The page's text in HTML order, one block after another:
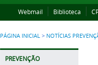
Webmail Biblioteca
PÁGINA INICIAL > NOTÍCIAS
PREVENÇÃO